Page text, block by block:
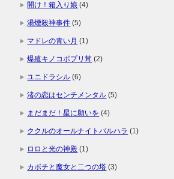
開け！箱入り娘 (4)
湯煙殺神事件 (5)
マドレの青い月 (1)
爆殖キノコポプリ茸 (2)
ユニドラシル (6)
渚の恋はセンチメンタル (5)
まだまだ！星に願いを (4)
ククルのオールナイトバルハラ (1)
ロロと光の神殿 (1)
カボチと魔女と二つの塔 (3)